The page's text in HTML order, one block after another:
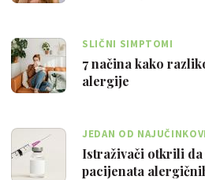
SLIČNI SIMPTOMI
7 načina kako
alergije
JEDAN OD
Istraživači otkrili da
pacijenata